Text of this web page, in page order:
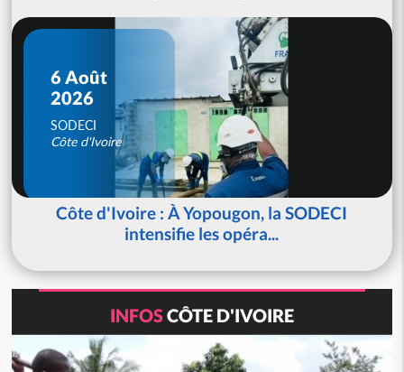
6 Août
2026
SODECI
Côte d'Ivoire
Côte d'Ivoire : À Yopougon, la SODECI
intensifie les opéra...
INFOSCÔTE D'IVOIRE